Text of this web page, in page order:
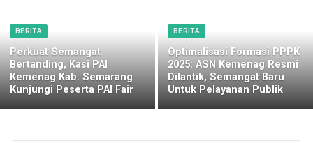
BERITA
Perkuat Semangat
Bertanding, Kasi PAI
Kemenag Kab. Semarang
Kunjungi Peserta PAI Fair
BERITA
Optimalisasi Formasi PPPK
2025: ASN Kemenag Resmi
Dilantik, Semangat Baru
Untuk Pelayanan Publik